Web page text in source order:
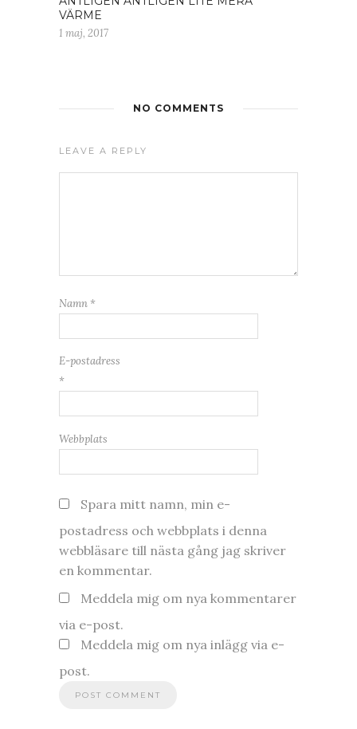
VÄRME
1 maj, 2017
NO COMMENTS
LEAVE A REPLY
Namn *
E-postadress
*
Webbplats
Spara mitt namn, min e-
postadress och webbplats i denna
webbläsare till nästa gång jag skriver
en kommentar.
Meddela mig om nya kommentarer
via e-post.
Meddela mig om nya inlägg via e-
post.